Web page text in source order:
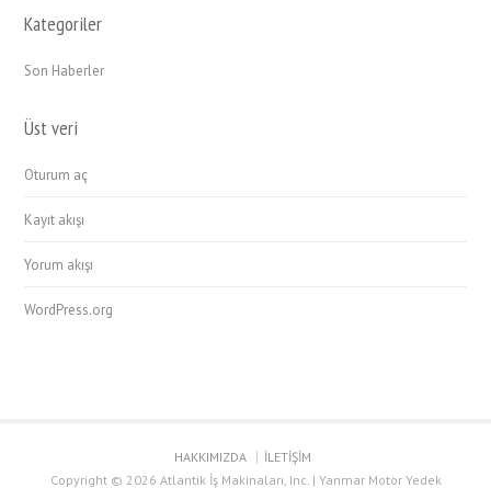
Kategoriler
Son Haberler
Üst veri
Oturum aç
Kayıt akışı
Yorum akışı
WordPress.org
HAKKIMIZDA
İLETİŞİM
Copyright © 2026 Atlantik İş Makinaları, Inc. | Yanmar Motor Yedek